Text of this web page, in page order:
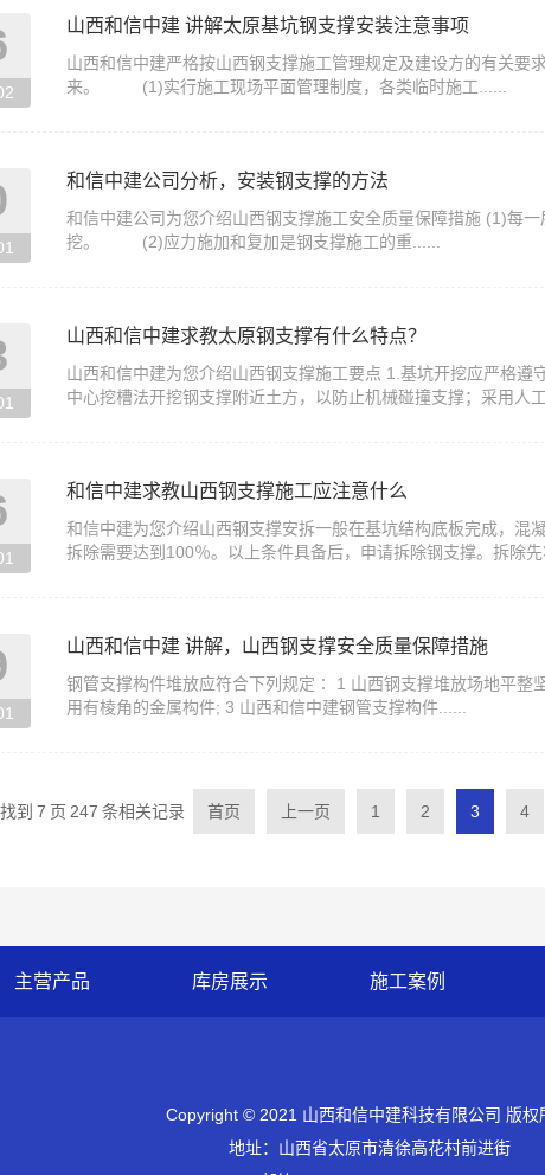
山西和信中建 讲解太原基坑钢支撑安装注意事项
山西和信中建严格按山西钢支撑施工管理规定及建设方的有关
来。 (1)实行施工现场平面管理制度，各类临时施工......
和信中建公司分析，安装钢支撑的方法
和信中建公司为您介绍山西钢支撑施工安全质量保障措施 (1)每
挖。 (2)应力施加和复加是钢支撑施工的重......
山西和信中建求教太原钢支撑有什么特点？
山西和信中建为您介绍山西钢支撑施工要点 1.基坑开挖应严格遵
中心挖槽法开挖钢支撑附近土方，以防止机械碰撞支撑；采用人
和信中建求教山西钢支撑施工应注意什么
和信中建为您介绍山西钢支撑安拆一般在基坑结构底板完成，混
拆除需要达到100％。以上条件具备后，申请拆除钢支撑。拆除先
山西和信中建 讲解，山西钢支撑安全质量保障措施
钢管支撑构件堆放应符合下列规定∶ 1 山西钢支撑堆放场地平整
用有棱角的金属构件; 3 山西和信中建钢管支撑构件......
到 7 页 247 条相关记录 首页 上一页 1 2 3 4
主营产品 库房展示 施工案例
Copyright © 2021 山西和信中建科技有限公司 版权
地址：山西省太原市清徐高花村前进街